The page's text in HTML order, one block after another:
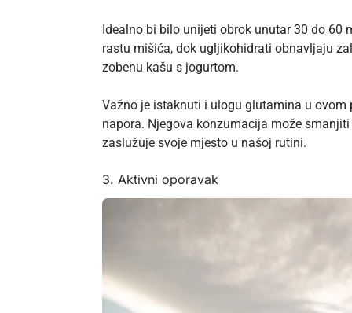
Idealno bi bilo unijeti obrok unutar 30 do 60
rastu mišića, dok ugljikohidrati obnavljaju
zobenu kašu s jogurtom.
Važno je istaknuti i ulogu glutamina u ovom
napora. Njegova konzumacija može
zaslužuje svoje mjesto u našoj rutini.
3. Aktivni oporavak